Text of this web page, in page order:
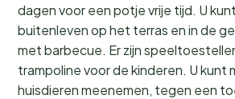
dagen voor een potje vrije tijd. U
buitenleven op het terras en in de
met barbecue. Er zijn
trampoline voor de kinderen. U kunt
huisdieren meenemen, tegen een